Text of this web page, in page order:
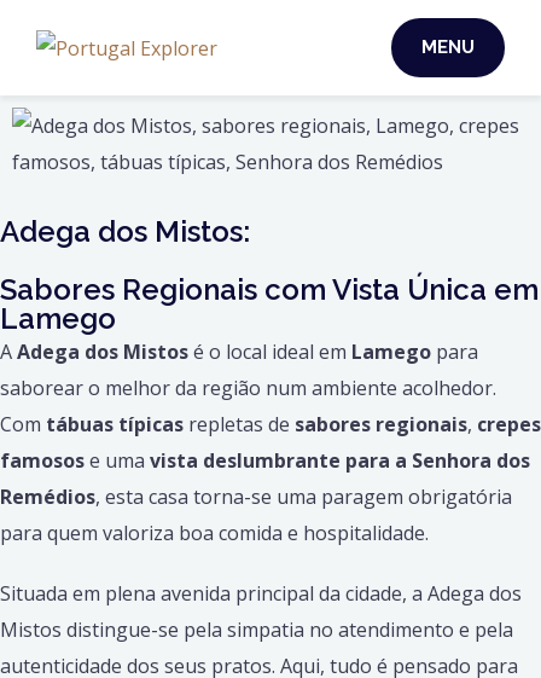
MENU
Adega dos Mistos:
Sabores Regionais com Vista Única em
Lamego
AAdega dos Mistosé o local ideal em Lamego para
saborear o melhor da região num ambiente acolhedor.
Com tábuas típicas repletas de sabores regionais, crepes
famosose uma vista deslumbrante para a Senhora dos
Remédios, esta casa torna-se uma paragem obrigatória
para quem valoriza boa comida e hospitalidade.
Situada em plena avenida principal da cidade, a Adega dos
Mistos distingue-se pela simpatia no atendimento e pela
autenticidade dos seus pratos. Aqui, tudo é pensado para